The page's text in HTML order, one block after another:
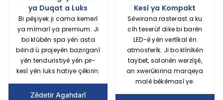
ya Duqat a Luks
Bi pêşiyek ji cama kemerî
ya mîmarî ya premium. Ji
bo klûbên spa yên asta
bilind û projeyên bazirganî
yên tenduristiyê yên pir-
kesî yên luks hatiye çêkirin.
Zêdetir Agahdarî
Kesî ya Kompakt
Sêwirana rasterast a ku
cîh teserûf dike bi barên
LED-ê yên vertîkal ên
atmosferîk. Ji bo klînîkên
taybet, salonên werzîşê,
an xwerûkirina marqeya
malê bêkêmasî ye.